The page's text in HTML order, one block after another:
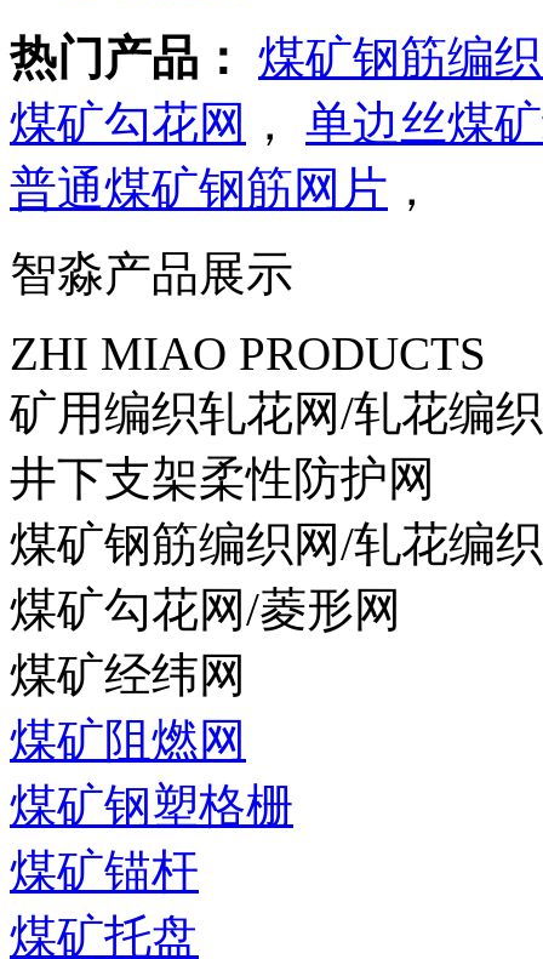
热门产品： 煤矿钢筋编
煤矿勾花网 ， 单边丝煤
普通煤矿钢筋网片 ，
智淼产品展示
ZHI MIAO PRODUCTS
矿用编织轧花网/轧花编
井下支架柔性防护网
煤矿钢筋编织网/轧花编
煤矿勾花网/菱形网
煤矿经纬网
煤矿阻燃网
煤矿钢塑格栅
煤矿锚杆
煤矿托盘